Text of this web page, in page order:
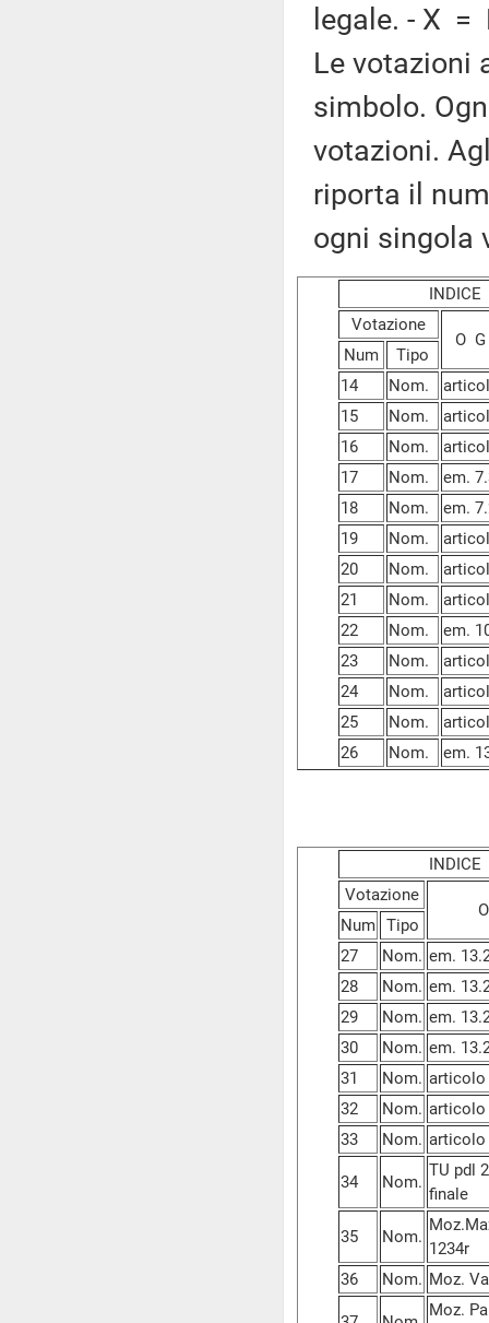
legale. - X
Le votazioni
simbolo.
votazioni.
riporta il
ogni singola
Votazione
O
Num
Tipo
14
Nom.
15
Nom.
16
Nom.
17
Nom.
em.
18
Nom.
em.
19
Nom.
20
Nom.
21
Nom.
22
Nom.
em.
23
Nom.
24
Nom.
25
Nom.
26
Nom. em.
Votazione
Num Tipo
27
Nom. em.
28
Nom. em.
29
Nom. em.
30
Nom. em.
31
Nom. articolo
32
Nom. articolo
33
Nom. articolo
34 Nom.
TU pdl
finale
35 Nom.
1234r
36
Nom. Moz.
Moz.